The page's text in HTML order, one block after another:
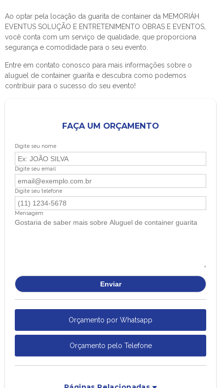
Ao optar pela locação da guarita de container da MEMORIÁH
EVENTUS SOLUÇÃO E ENTRETENIMENTO OBRAS E EVENTOS,
você conta com um serviço de qualidade, que proporciona
segurança e comodidade para o seu evento.
Entre em contato conosco para mais informações sobre o
aluguel de container guarita e descubra como podemos
contribuir para o sucesso do seu evento!
FAÇA UM ORÇAMENTO
Digite seu nome
Digite seu email
Digite seu telefone
Mensagem
Orçamento por Whatsapp
Orçamento pelo Telefone